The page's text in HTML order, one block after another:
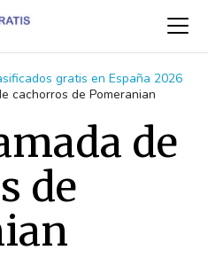
gratis en España 2026
cachorros de Pomeranian
de
de